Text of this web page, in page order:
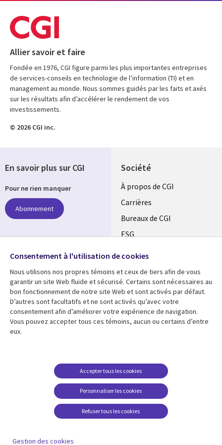
Allier savoir et faire
Fondée en 1976, CGI figure parmi les plus importantes entreprises
de services-conseils en technologie de l’information (TI) et en
management au monde. Nous sommes guidés par les faits et axés
sur les résultats afin d’accélérer le rendement de vos
investissements.
© 2026 CGI inc.
Société
Useful
links
CANADA
FR
À propos de CGI
Carrières
Bureaux de CGI
ESG
Ressources
Library
CANADA
Articles
Communiqués
Points de vue
Support
FR
Confidentialité
Accessibilité
Centre de gestion des
témoins
En savoir plus sur CGI
Pour ne rien manquer
Abonnement
Suivez-nous
Social
Media
CANADA
Consentement à l'utilisation de cookies
Nous utilisons nos propres témoins et ceux de tiers afin de vous
garantir un site Web fluide et sécurisé. Certains sont nécessaires au
bon fonctionnement de notre site Web et sont activés par défaut.
D’autres sont facultatifs et ne sont activés qu’avec votre
consentement afin d’améliorer votre expérience de navigation.
Vous pouvez accepter tous ces témoins, aucun ou certains d’entre
eux.
Personnaliser les cookies
Accepter tous les cookies
Refuser tous les cookies
Gestion des cookies